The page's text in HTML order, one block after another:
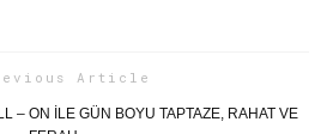
Article
– ON İLE GÜN BOYU TAPTAZE, RAHAT VE